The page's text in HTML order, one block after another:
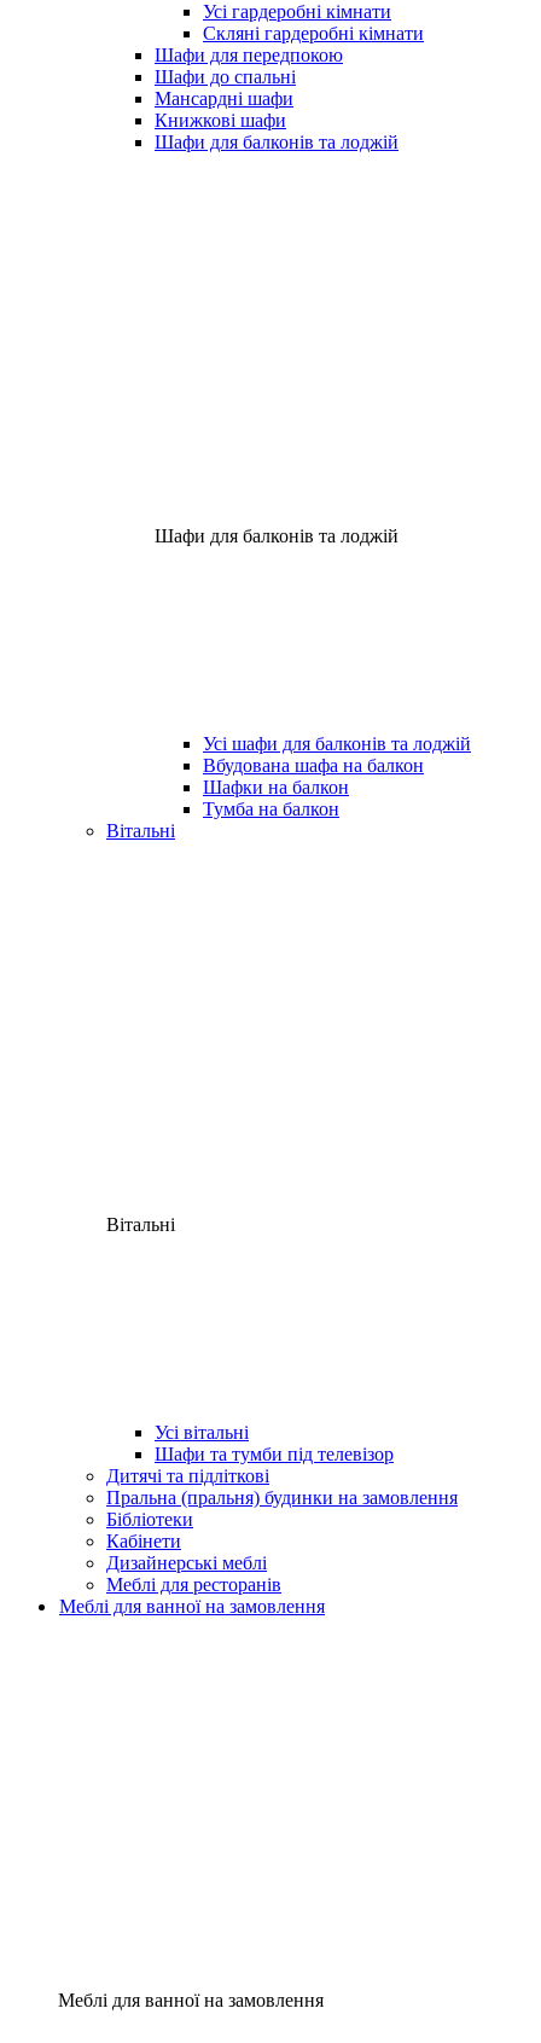
Усі гардеробні кімнати
Скляні гардеробні кімнати
Шафи для передпокою
Шафи до спальні
Мансардні шафи
Книжкові шафи
Шафи для балконів та лоджій
Шафи для балконів та лоджій
Усі шафи для балконів та лоджій
Вбудована шафа на балкон
Шафки на балкон
Тумба на балкон
Вітальні
Вітальні
Усі вітальні
Шафи та тумби під телевізор
Дитячі та підліткові
Пральна (пральня) будинки на замовлення
Бібліотеки
Кабінети
Дизайнерські меблі
Меблі для ресторанів
Меблі для ванної на замовлення
Меблі для ванної на замовлення